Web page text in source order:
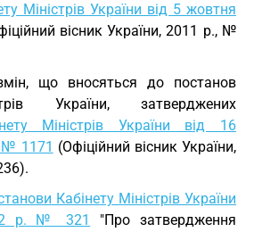
Міністрів України від 5 жовтня
вісник України, 2011 р., №
що вносяться до постанов
України, затверджених
Міністрів України від 16
№ 1171 (Офіційний вісник України,
Кабінету Міністрів України
р. № 321
"Про затвердження